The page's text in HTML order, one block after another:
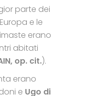
parte dei
e le
erano
abitati
op. cit.).
erano
e Ugo di